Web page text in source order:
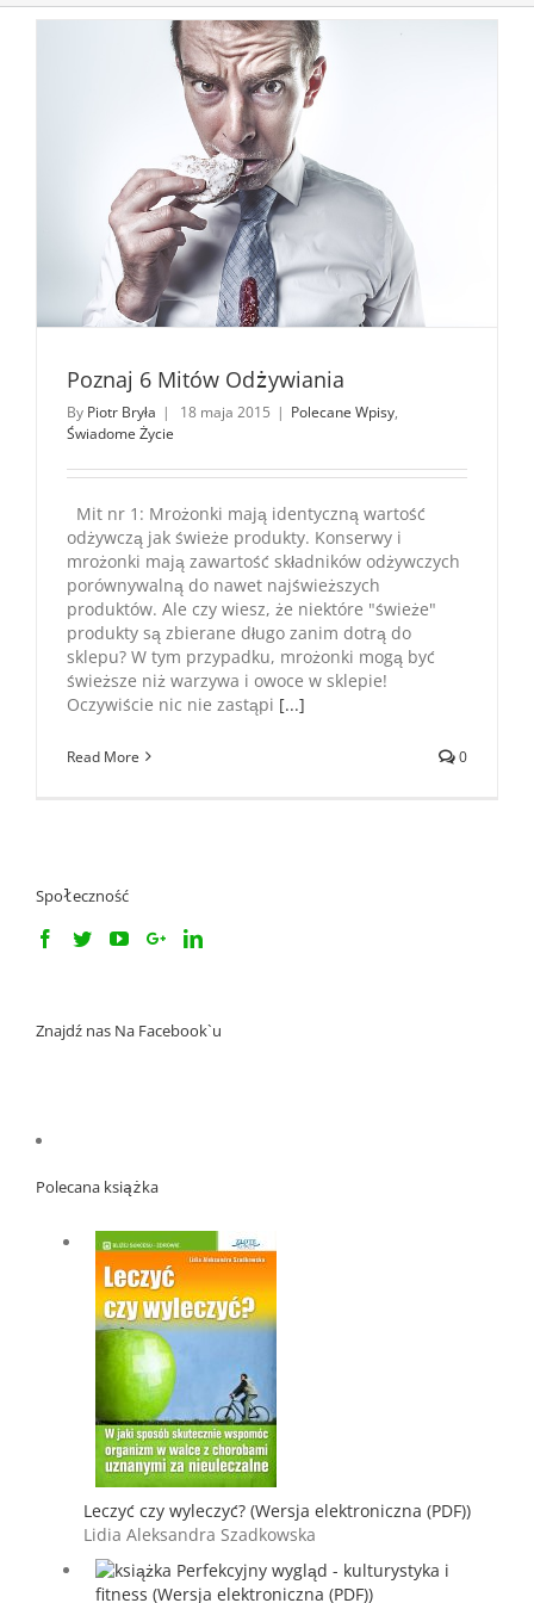
Poznaj 6 Mitów Odżywiania
By Piotr Bryła | 18 maja 2015 | Polecane Wpisy,
Świadome Życie
Mit nr 1: Mrożonki mają identyczną wartość
odżywczą jak świeże produkty. Konserwy i
mrożonki mają zawartość składników odżywczych
porównywalną do nawet najświeższych
produktów. Ale czy wiesz, że niektóre "świeże"
produkty są zbierane długo zanim dotrą do
sklepu? W tym przypadku, mrożonki mogą być
świeższe niż warzywa i owoce w sklepie!
Oczywiście nic nie zastąpi [...]
Read More 0
Społeczność
Znajdź nas Na Facebook`u
Polecana książka
Leczyć czy wyleczyć? (Wersja elektroniczna (PDF))
Lidia Aleksandra Szadkowska